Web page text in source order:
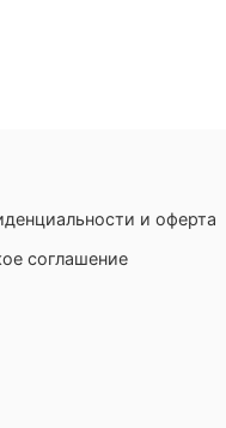
и оферта
соглашение